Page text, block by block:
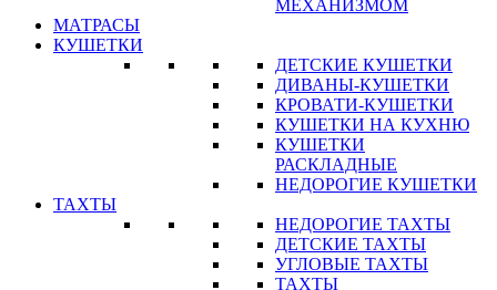
МЕХАНИЗМОМ
МАТРАСЫ
КУШЕТКИ
ДЕТСКИЕ КУШЕТКИ
ДИВАНЫ-КУШЕТКИ
КРОВАТИ-КУШЕТКИ
КУШЕТКИ НА КУХНЮ
КУШЕТКИ
РАСКЛАДНЫЕ
НЕДОРОГИЕ КУШЕТКИ
ТАХТЫ
НЕДОРОГИЕ ТАХТЫ
ДЕТСКИЕ ТАХТЫ
УГЛОВЫЕ ТАХТЫ
ТАХТЫ